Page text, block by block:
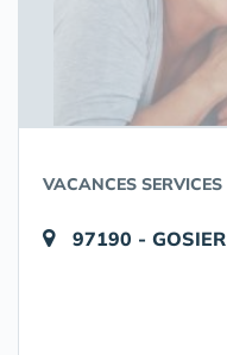
VACANCES SERVICES
97190 - GOSIER